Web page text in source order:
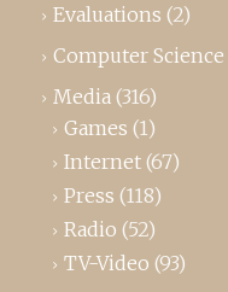
Evaluations (2)
Computer Science
Media (316)
Games (1)
Internet (67)
Press (118)
Radio (52)
TV-Video (93)